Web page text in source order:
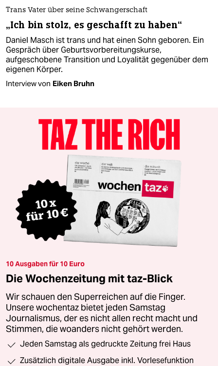
Trans Vater über seine Schwangerschaft
„Ich bin stolz, es geschafft zu haben“
Daniel Masch ist trans und hat einen Sohn geboren. Ein
Gespräch über Geburtsvorbereitungskurse,
aufgeschobene Transition und Loyalität gegenüber dem
eigenen Körper.
Interview von Eiken Bruhn
10 Ausgaben für 10 Euro
Die Wochenzeitung mit taz-Blick
Wir schauen den Superreichen auf die Finger.
Unsere wochentaz bietet jeden Samstag
Journalismus, der es nicht allen recht macht und
Stimmen, die woanders nicht gehört werden.
Jeden Samstag als gedruckte Zeitung frei Haus
Zusätzlich digitale Ausgabe inkl. Vorlesefunktion